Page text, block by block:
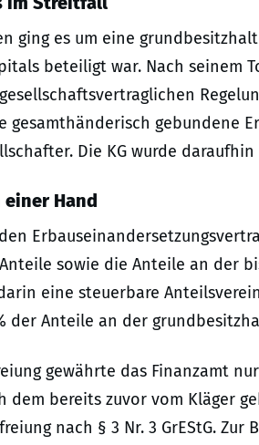
ging es um eine
beteiligt war. Nach seinem
gesamthänderisch gebundene
Die KG wurde
Hand
sowie die Anteile an der
eine steuerbare
der Anteile an der
gewährte das Finanzamt
dem bereits zuvor vom Kläger
nach § 3 Nr. 3 GrEStG.